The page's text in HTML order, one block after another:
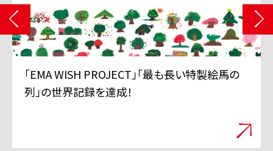
「EMA WISH PROJECT」「最も長い特製絵馬の
列」の世界記録を達成！